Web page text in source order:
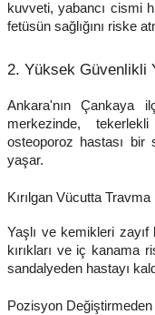
kuvveti, yabancı cismi
fetüsün sağlığını riske
2. Yüksek Güvenlikli
Ankara'nın Çankaya
merkezinde,
osteoporoz hastası bir
yaşar.
Kırılgan Vücutta
Yaşlı ve kemikleri
kırıkları ve iç kanama
sandalyeden hastayı
Pozisyon Değiştirmeden